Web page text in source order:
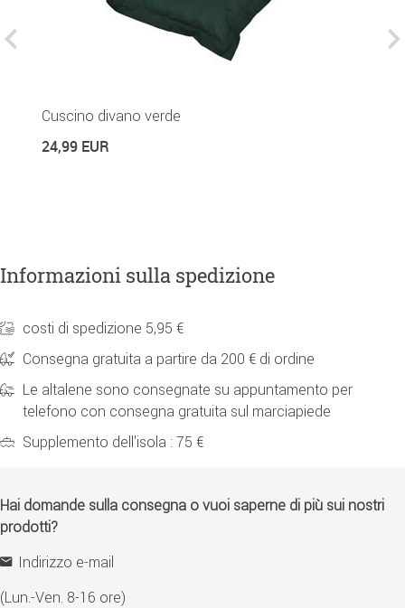
Cuscino divano verde
24,99 EUR
Informazioni sulla spedizione
costi di spedizione 5,95 €
Consegna gratuita a partire da 200 € di ordine
Le altalene sono consegnate su appuntamento per
telefono con consegna gratuita sul marciapiede
Supplemento dell'isola : 75 €
Hai domande sulla consegna o vuoi saperne di più sui nostri
prodotti?
Indirizzo e-mail
(Lun.-Ven. 8-16 ore)